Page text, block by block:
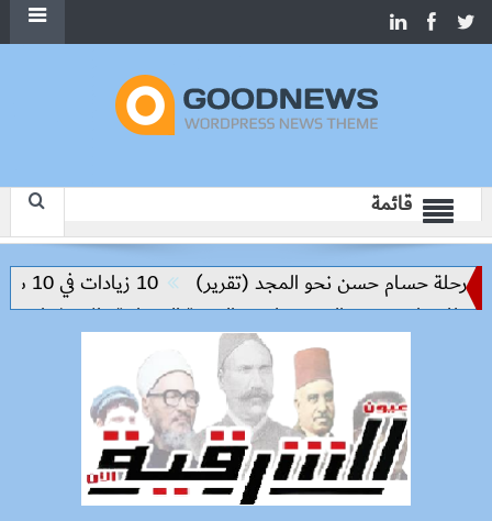
قائمة
حسام حسن نحو المجد (تقرير)
10 زيادات في 10 سنوات.. هل حان الوقت لرفع دعم البنزين نهائيا؟
ويوسف الصديق لدعم التنمية العمرانية والاستثمار
مصر